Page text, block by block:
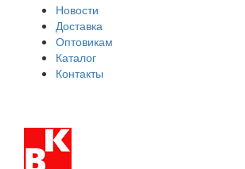
Новости
Доставка
Оптовикам
Каталог
Контакты